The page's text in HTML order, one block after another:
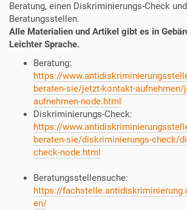
Beratung, einen Diskriminierungs-Check
Beratungsstellen.
Alle Materialien und Artikel gibt es in
Leichter Sprache.
Beratung:
https://
beraten-sie/jetzt-kontakt-
aufnehmen-node.html
Diskriminierungs-Check:
https://
beraten-sie/diskriminierungs-check/
check-node.html
Beratungsstellensuche:
https://
en/